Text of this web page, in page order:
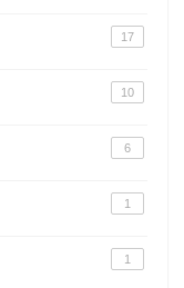
17
10
6
1
1